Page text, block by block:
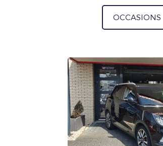
OCCASIONS